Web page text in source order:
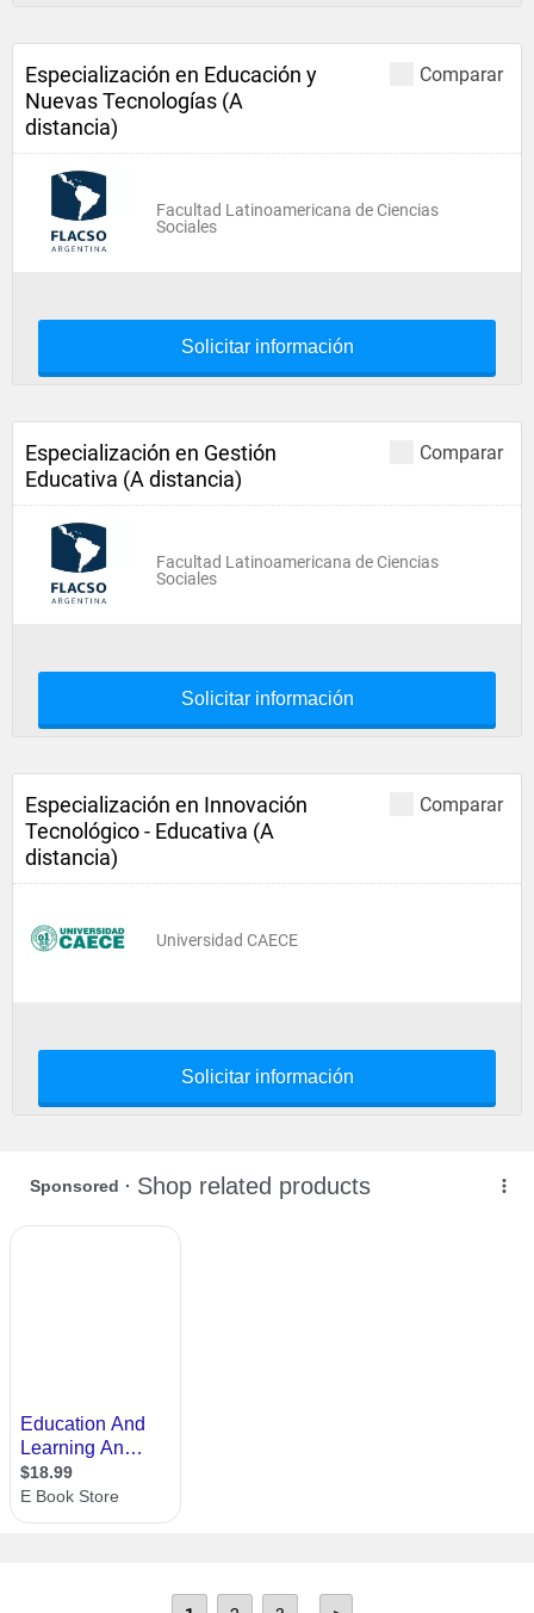
Comparar
Especialización en Educación y
Nuevas Tecnologías (A
distancia)
Facultad Latinoamericana de Ciencias
Sociales
Solicitar información
Comparar
Especialización en Gestión
Educativa (A distancia)
Facultad Latinoamericana de Ciencias
Sociales
Solicitar información
Comparar
Especialización en Innovación
Tecnológico - Educativa (A
distancia)
Universidad CAECE
Solicitar información